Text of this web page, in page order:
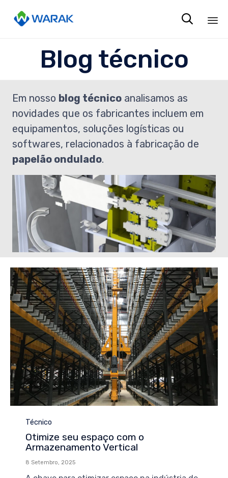

Blog técnico
Em nosso blog técnico analisamos as
novidades que os fabricantes incluem em
equipamentos, soluções logísticas ou
softwares, relacionados à fabricação de
papelão ondulado.
Category
Técnico
Otimize seu espaço com o
Armazenamento Vertical
8 Setembro, 2025